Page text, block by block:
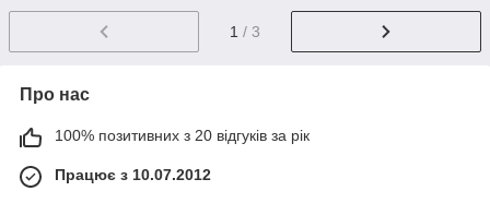
1 / 3
Про нас
100% позитивних з 20 відгуків за рік
Працює з 10.07.2012